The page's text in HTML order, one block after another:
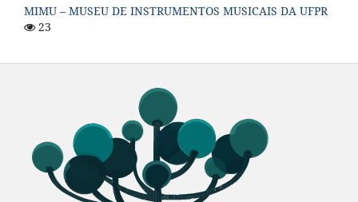
MIMU – MUSEU DE INSTRUMENTOS MUSICAIS DA UFPR
23